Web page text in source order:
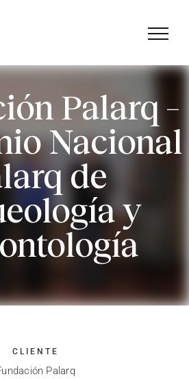
Palarq –
Nacional
de
y
CLIENTE
Palarq